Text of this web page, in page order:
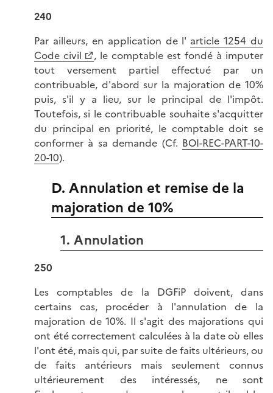
240
Par ailleurs, en application de l' article 1254 du
Code civil
, le comptable est fondé à imputer
tout versement partiel effectué par un
contribuable, d'abord sur la majoration de 10%
puis, s'il y a lieu, sur le principal de l'impôt.
Toutefois, si le contribuable souhaite s'acquitter
du principal en priorité, le comptable doit se
conformer à sa demande (Cf. BOI-REC-PART-10-
20-10).
D. Annulation et remise de la
majoration de 10%
1. Annulation
250
Les comptables de la DGFiP doivent, dans
certains cas, procéder à l'annulation de la
majoration de 10%. Il s'agit des majorations qui
ont été correctement calculées à la date où elles
l'ont été, mais qui, par suite de faits ultérieurs, ou
de faits antérieurs mais seulement connus
ultérieurement des intéressés, ne sont